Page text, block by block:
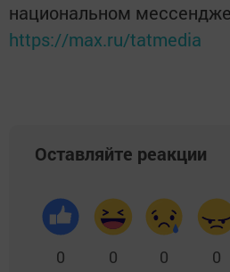
национальном
https://max.ru/tatmedia
Оставляйте реакции
0 0 0 0